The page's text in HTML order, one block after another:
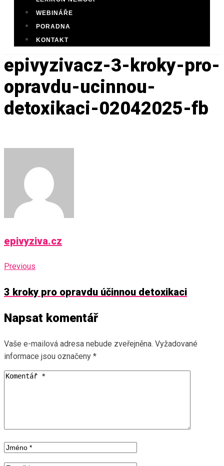
WEBINÁŘE
PORADNA
KONTAKT
epivyzivacz-3-kroky-pro-
opravdu-ucinnou-
detoxikaci-02042025-fb
epivyziva.cz
Navigace
pro
Previous
Previous
3 kroky pro opravdu účinnou detoxikaci
Napsat komentář
Vaše e-mailová adresa nebude zveřejněna. Vyžadované
informace jsou označeny *